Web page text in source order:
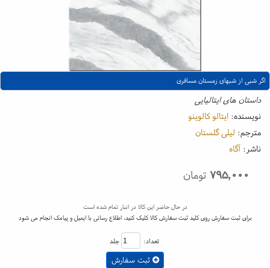
اگر شبی از شبهای زمستان مسافری
داستان های ایتالیایی
نویسنده: ایتالو کالوینو
مترجم: لیلی گلستان
ناشر: آگاه
۷۹۵,۰۰۰ تومان
در حال حاضر این کالا در انبار تمام شده است
برای ثبت سفارش روی کلید ثبت سفارش کالا کلیک کنید، اطلاع رسانی با ایمیل و پیامک انجام می شود
تعداد: جلد
ثبت سفارش